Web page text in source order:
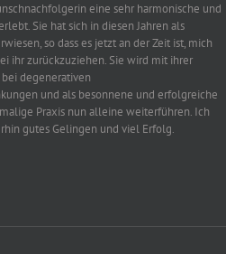
eine sehr harmonische und
Sie hat sich in diesen Jahren als
so dass es jetzt an der Zeit ist, mich
ihr zurückzuziehen. Sie wird mit ihrer
degenerativen
und als besonnene und erfolgreiche
Praxis nun alleine weiterführen. Ich
gutes Gelingen und viel Erfolg.